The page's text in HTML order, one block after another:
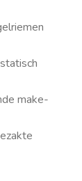
make-